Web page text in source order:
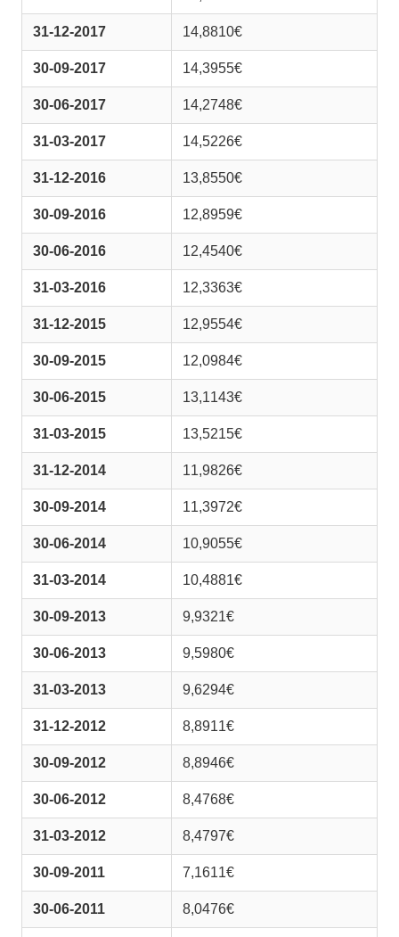
31-12-2017 14,8810€
30-09-2017 14,3955€
30-06-2017 14,2748€
31-03-2017 14,5226€
31-12-2016 13,8550€
30-09-2016 12,8959€
30-06-2016 12,4540€
31-03-2016 12,3363€
31-12-2015 12,9554€
30-09-2015 12,0984€
30-06-2015 13,1143€
31-03-2015 13,5215€
31-12-2014 11,9826€
30-09-2014 11,3972€
30-06-2014 10,9055€
31-03-2014 10,4881€
30-09-2013 9,9321€
30-06-2013 9,5980€
31-03-2013 9,6294€
31-12-2012 8,8911€
30-09-2012 8,8946€
30-06-2012 8,4768€
31-03-2012 8,4797€
30-09-2011 7,1611€
30-06-2011 8,0476€